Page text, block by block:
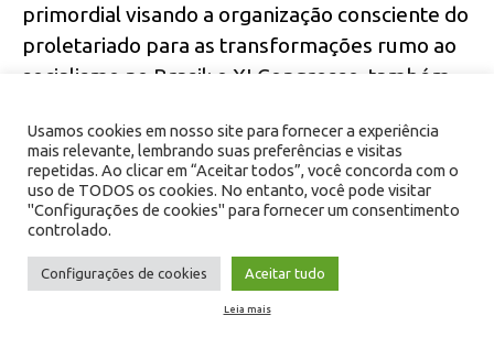
primordial visando a organização consciente do
proletariado para as transformações rumo ao
socialismo no Brasil; o XI Congresso, também
nacional-libertadoras e etapistas que ainda
vicejavam desde o racha com o PPS. Estes ricos
processos de debates da militância partidária
afastaram de vez qualquer formulação
reformista e enfatizaram o caráter
revolucionário do PCB. Retomaram o conceito
de centralismo democrático, de acordo com
Usamos cookies em nosso site para fornecer a experiência
mais relevante, lembrando suas preferências e visitas
repetidas. Ao clicar em “Aceitar todos”, você concorda com o
uso de TODOS os cookies. No entanto, você pode visitar
"Configurações de cookies" para fornecer um consentimento
controlado.
Configurações de cookies Aceitar tudo
Leia mais